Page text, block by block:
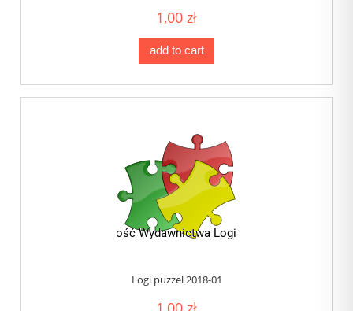
1,00 zł
add to cart
Logi puzzel 2018-01